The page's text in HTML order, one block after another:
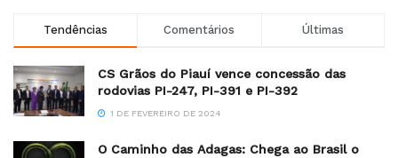
Tendências Comentários Últimas
CS Grãos do Piauí vence concessão das
rodovias PI-247, PI-391 e PI-392
1 DE FEVEREIRO DE 2024
O Caminho das Adagas: Chega ao Brasil o